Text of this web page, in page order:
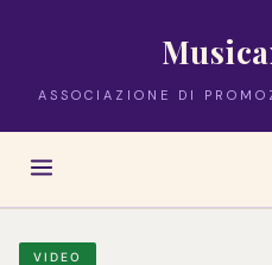
ASSOCIAZIONE DI
VIDEO